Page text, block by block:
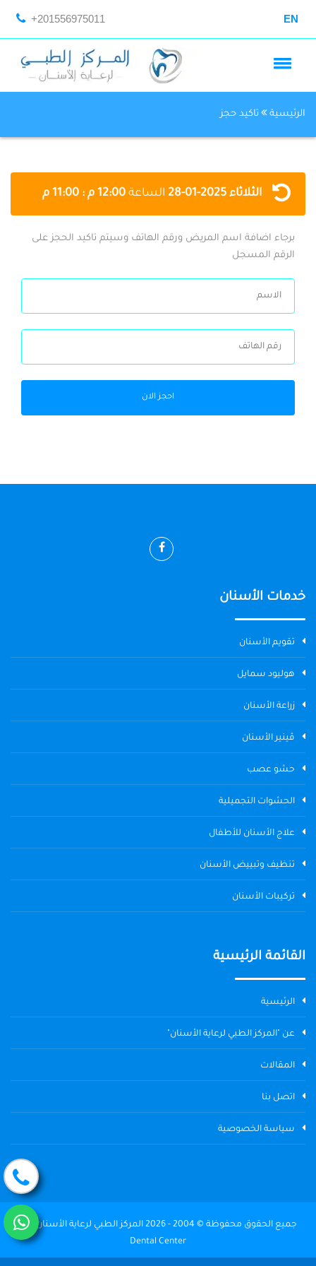
+201556975011 EN
الرئيسية تاكيد حجز
الثلاثاء 2025-01-28 الساعة 12:00 م : 11:00 م
برجاء اضافة اسم المريض ورقم الهاتف وسيتم تاكيد الحجز على
الرقم المسجل
احجز الان
خدمات الأسنان
تقويم الأسنان
هوليود سمايل
زراعة الأسنان
ڤينير الأسنان
حشو عصب
الحشوات التجميلية
علاج الأسنان للأطفال
تنظيف وتبييض الأسنان
تركيبات الأسنان
القائمة الرئيسية
الرئيسية
عن "المركز الطبي لرعاية الأسنان"
المقالات
اتصل بنا
سياسة الخصوصية
جميع الحقوق محفوظة © 2004 - 2026 المركز الطبي لرعاية الأسنان The
Dental Center